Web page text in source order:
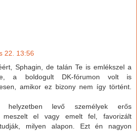
22. 13:56
Sphagin, de talán Te is emlékszel a
a boldogult DK-fórumon volt is
amikor ez bizony nem így történt.
helyzetben levő személyek erős
meszelt el vagy emelt fel, favorizált
milyen alapon. Ezt én nagyon